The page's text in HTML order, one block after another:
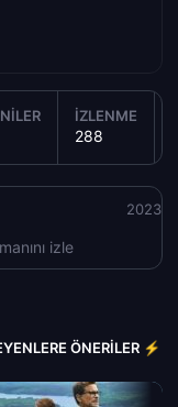
İZLENME
288
izle
2023
ÖNERILER ⚡